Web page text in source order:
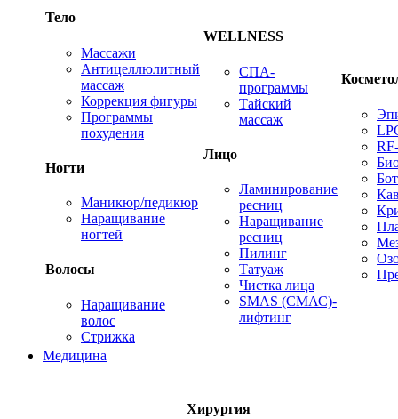
Тело
Массажи
Антицеллюлитный
массаж
Коррекция фигуры
Программы
похудения
Ногти
Маникюр/педикюр
Наращивание
ногтей
Волосы
Наращивание
волос
Стрижка
WELLNESS
СПА-
программы
Тайский
массаж
Лицо
Ламинирование
ресниц
Наращивание
ресниц
Пилинг
Татуаж
Чистка лица
SMAS (СМАС)-
лифтинг
Медицина
Хирургия